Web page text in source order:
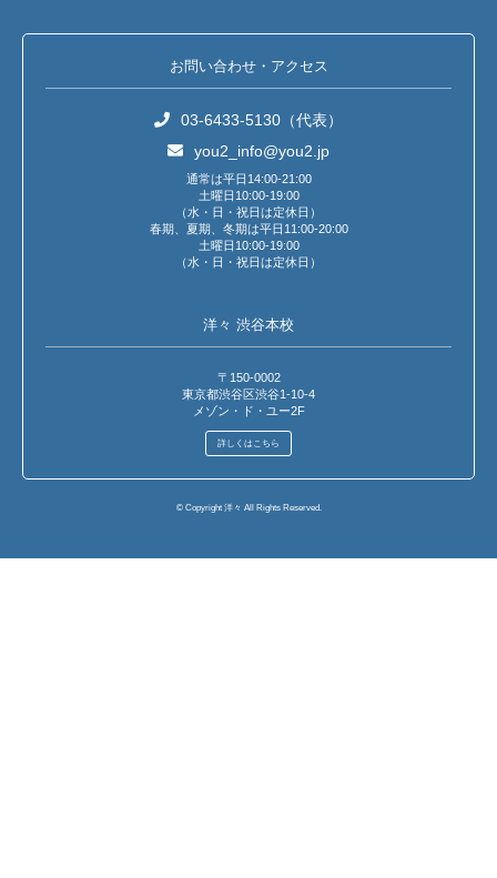
お問い合わせ・アクセス
03-6433-5130（代表）
you2_info@you2.jp
通常は平日14:00-21:00
土曜日10:00-19:00
（水・日・祝日は定休日）
春期、夏期、冬期は平日11:00-20:00
土曜日10:00-19:00
（水・日・祝日は定休日）
洋々 渋谷本校
〒150-0002
東京都渋谷区渋谷1-10-4
メゾン・ド・ユー2F
詳しくはこちら
© Copyright 洋々 All Rights Reserved.